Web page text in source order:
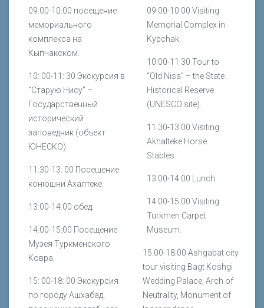
09:00-10:00 посещение
мемориального
комплекса на
Кыпчакском.
10: 00-11: 30 Экскурсия в
“Старую Нису” –
Государственный
исторический
заповедник (объект
ЮНЕСКО).
11:30-13: 00 Посещение
конюшни Ахалтеке.
13:00-14:00 обед.
14:00-15:00 Посещение
Музея Туркменского
Ковра.
15: 00-18: 00 Экскурсия
по городу Ашхабад,
09:00-10:00 Visiting
Memorial Complex in
Kypchak.
10:00-11:30 Tour to
“Old Nisa” – the State
Historical Reserve
(UNESCO site).
11:30-13:00 Visiting
Akhalteke Horse
Stables.
13:00-14:00 Lunch.
14:00-15:00 Visiting
Turkmen Carpet
Museum.
15:00-18:00 Ashgabat city
tour visiting Bagt Koshgi
Wedding Palace, Arch of
Neutrality, Monument of